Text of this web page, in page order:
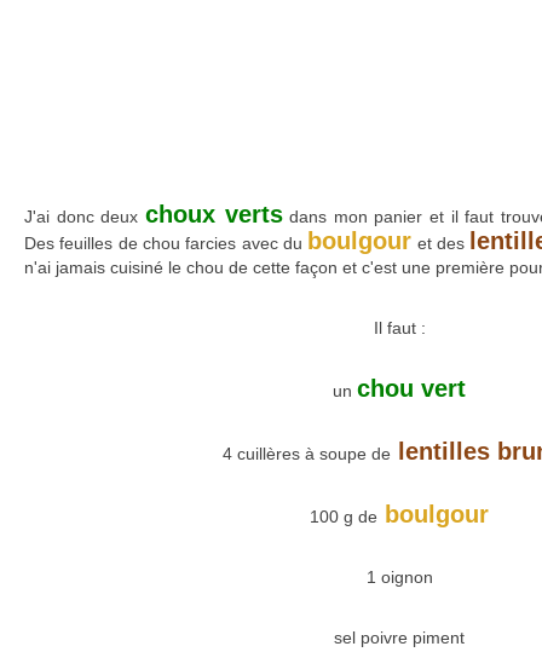
J'ai donc deux choux vertsdans mon panier et il faut
Des feuilles de chou farcies avec du boulgour et des
n'ai jamais cuisiné le chou de cette façon et c'est une première
Il faut :
un chou vert
4 cuillères à soupe de lentilles
100 g de boulgour
1 oignon
sel poivre piment